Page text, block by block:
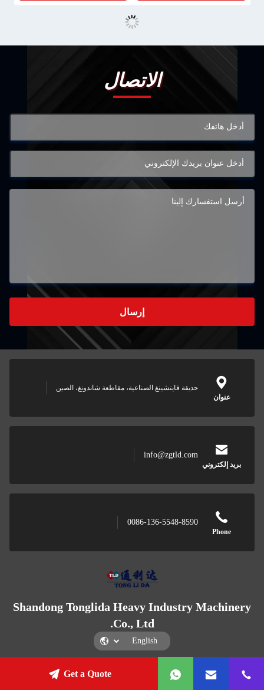
الاتصال
إرسال
عنوان
حديقة فايتشينغ الصناعية، مقاطعة شاندونغ، الصين
بريد إلكتروني
info@zgtld.com
Phone
0086-136-5548-8590
Shandong Tonglida Heavy Industry Machinery
Co., Ltd.
Shandong Tonglida Heavy Industry Machinery Co., Ltd.
Get a Quote